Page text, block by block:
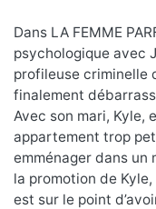
Dans LA FEMME
psychologique avec
profileuse criminelle
finalement
Avec son mari, Kyle,
appartement trop
emménager dans un
la promotion de Kyle,
est sur le point